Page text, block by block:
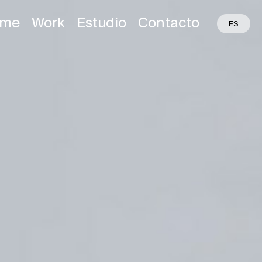
EU EN
ES
Work Estudio Contacto